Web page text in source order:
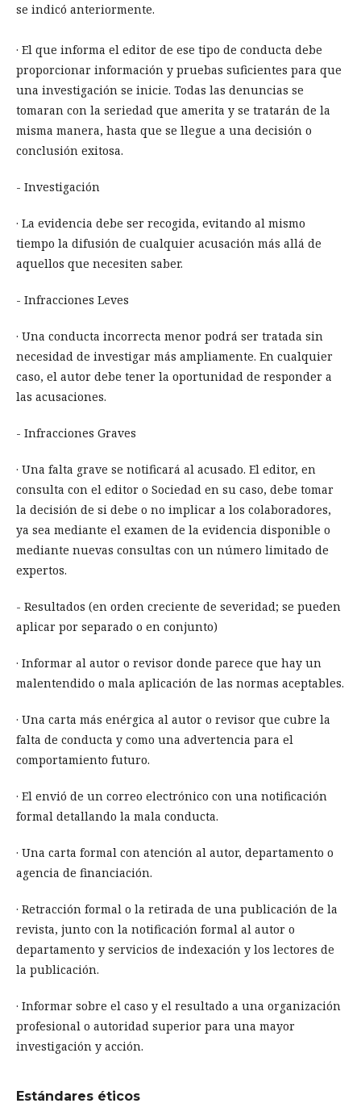
se indicó anteriormente.
· El que informa el editor de ese tipo de conducta debe
proporcionar información y pruebas suficientes para que
una investigación se inicie. Todas las denuncias se
tomaran con la seriedad que amerita y se tratarán de la
misma manera, hasta que se llegue a una decisión o
conclusión exitosa.
- Investigación
· La evidencia debe ser recogida, evitando al mismo
tiempo la difusión de cualquier acusación más allá de
aquellos que necesiten saber.
- Infracciones Leves
· Una conducta incorrecta menor podrá ser tratada sin
necesidad de investigar más ampliamente. En cualquier
caso, el autor debe tener la oportunidad de responder a
las acusaciones.
- Infracciones Graves
· Una falta grave se notificará al acusado. El editor, en
consulta con el editor o Sociedad en su caso, debe tomar
la decisión de si debe o no implicar a los colaboradores,
ya sea mediante el examen de la evidencia disponible o
mediante nuevas consultas con un número limitado de
expertos.
- Resultados (en orden creciente de severidad; se pueden
aplicar por separado o en conjunto)
· Informar al autor o revisor donde parece que hay un
malentendido o mala aplicación de las normas aceptables.
· Una carta más enérgica al autor o revisor que cubre la
falta de conducta y como una advertencia para el
comportamiento futuro.
· El envió de un correo electrónico con una notificación
formal detallando la mala conducta.
· Una carta formal con atención al autor, departamento o
agencia de financiación.
· Retracción formal o la retirada de una publicación de la
revista, junto con la notificación formal al autor o
departamento y servicios de indexación y los lectores de
la publicación.
· Informar sobre el caso y el resultado a una organización
profesional o autoridad superior para una mayor
investigación y acción.
Estándares éticos